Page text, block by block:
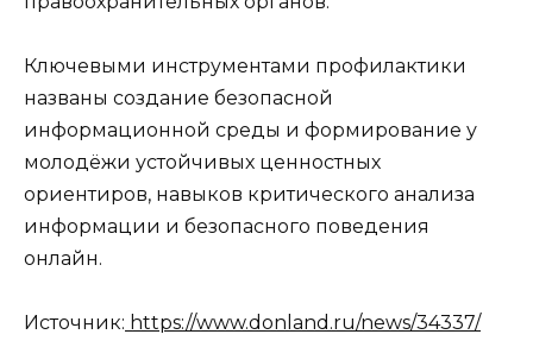
Ключевыми инструментами профилактики
названы создание безопасной
информационной среды и формирование у
молодёжи устойчивых ценностных
ориентиров, навыков критического анализа
информации и безопасного поведения
онлайн.
Источник: https://www.donland.ru/news/34337/